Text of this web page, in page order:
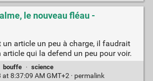
le nouveau fléau -
un article un peu à charge, il faudrait
article qui la defend un peu pour voir.
bouffe · science
8:37:09 AM GMT+2 · permalink